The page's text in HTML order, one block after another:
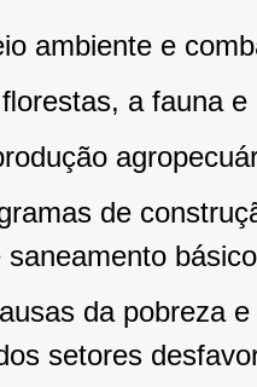
ambiente e
a fauna e
de
da pobreza
setores